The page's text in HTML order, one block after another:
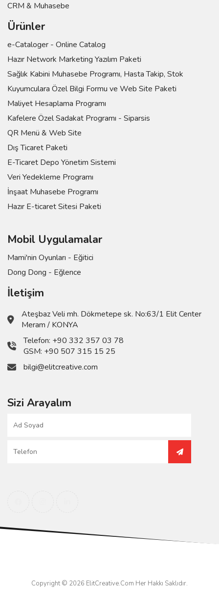
CRM & Muhasebe
Ürünler
e-Cataloger - Online Catalog
Hazır Network Marketing Yazılım Paketi
Sağlık Kabini Muhasebe Programı, Hasta Takip, Stok
Kuyumculara Özel Bilgi Formu ve Web Site Paketi
Maliyet Hesaplama Programı
Kafelere Özel Sadakat Programı - Siparsis
QR Menü & Web Site
Dış Ticaret Paketi
E-Ticaret Depo Yönetim Sistemi
Veri Yedekleme Programı
İnşaat Muhasebe Programı
Hazır E-ticaret Sitesi Paketi
Mobil Uygulamalar
Mami'nin Oyunları - Eğitici
Dong Dong - Eğlence
İletişim
Ateşbaz Veli mh. Dökmetepe sk. No:63/1 Elit Center
Meram / KONYA
Telefon: +90 332 357 03 78
GSM: +90 507 315 15 25
bilgi@elitcreative.com
Sizi Arayalım
Copyright © 2026 ElitCreative.Com Her Hakkı Saklıdır.